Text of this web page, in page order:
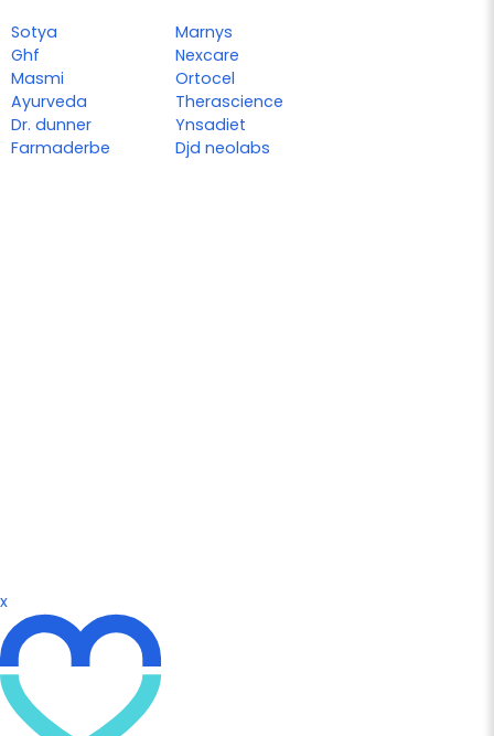
Sotya
Ghf
Masmi
Ayurveda
Dr. dunner
Farmaderbe
Marnys
Nexcare
Ortocel
Therascience
Ynsadiet
Djd neolabs
x